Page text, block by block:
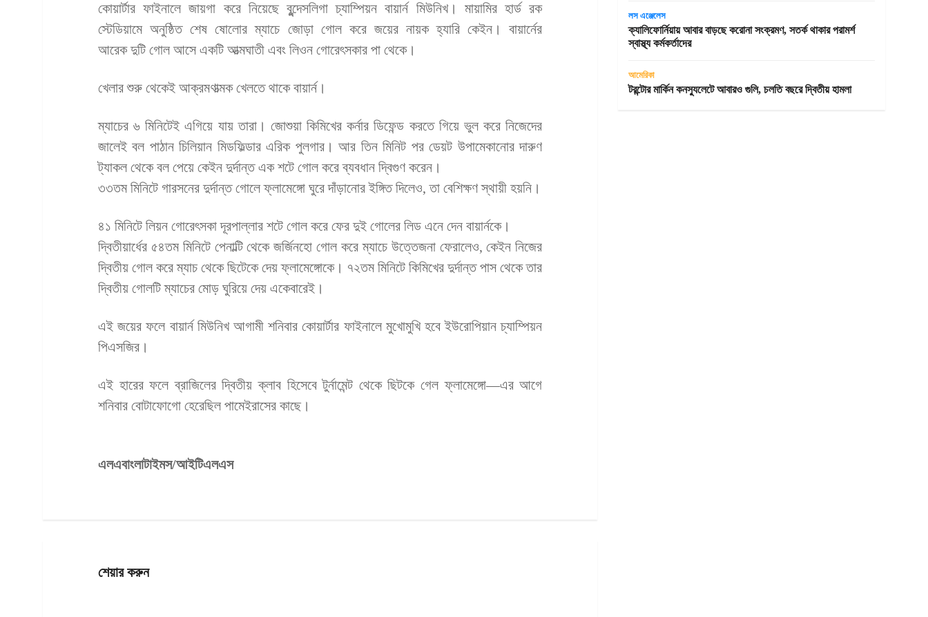
কোয়ার্টার ফাইনালে জায়গা করে নিয়েছে বুন্দেসলিগা চ্যাম্পিয়ন বায়ার্ন মিউনিখ। মায়ামির হার্ড রক
স্টেডিয়ামে অনুষ্ঠিত শেষ ষোলোর ম্যাচে জোড়া গোল করে জয়ের নায়ক হ্যারি কেইন। বায়ার্নের
আরেক দুটি গোল আসে একটি আত্মঘাতী এবং লিওন গোরেৎসকার পা থেকে।
খেলার শুরু থেকেই আক্রমণাত্মক খেলতে থাকে বায়ার্ন।
ম্যাচের ৬ মিনিটেই এগিয়ে যায় তারা। জোশুয়া কিমিখের কর্নার ডিফেন্ড করতে গিয়ে ভুল করে নিজেদের
জালেই বল পাঠান চিলিয়ান মিডফিল্ডার এরিক পুলগার। আর তিন মিনিট পর ডেয়ট উপামেকানোর দারুণ
ট্যাকল থেকে বল পেয়ে কেইন দুর্দান্ত এক শটে গোল করে ব্যবধান দ্বিগুণ করেন।
৩৩তম মিনিটে গারসনের দুর্দান্ত গোলে ফ্লামেঙ্গো ঘুরে দাঁড়ানোর ইঙ্গিত দিলেও, তা বেশিক্ষণ স্থায়ী হয়নি।
৪১ মিনিটে লিয়ন গোরেৎসকা দূরপাল্লার শটে গোল করে ফের দুই গোলের লিড এনে দেন বায়ার্নকে।
দ্বিতীয়ার্ধের ৫৪তম মিনিটে পেনাল্টি থেকে জর্জিনহো গোল করে ম্যাচে উত্তেজনা ফেরালেও, কেইন নিজের
দ্বিতীয় গোল করে ম্যাচ থেকে ছিটেকে দেয় ফ্লামেঙ্গোকে। ৭২তম মিনিটে কিমিখের দুর্দান্ত পাস থেকে তার
দ্বিতীয় গোলটি ম্যাচের মোড় ঘুরিয়ে দেয় একেবারেই।
এই জয়ের ফলে বায়ার্ন মিউনিখ আগামী শনিবার কোয়ার্টার ফাইনালে মুখোমুখি হবে ইউরোপিয়ান চ্যাম্পিয়ন
পিএসজির।
এই হারের ফলে ব্রাজিলের দ্বিতীয় ক্লাব হিসেবে টুর্নামেন্ট থেকে ছিটকে গেল ফ্লামেঙ্গো—এর আগে
শনিবার বোটাফোগো হেরেছিল পামেইরাসের কাছে।
এলএবাংলাটাইমস/আইটিএলএস
শেয়ার করুন
লস এঞ্জেলেস
ক্যালিফোর্নিয়ায় আবার বাড়ছে করোনা সংক্রমণ, সতর্ক থাকার পরামর্শ
স্বাস্থ্য কর্মকর্তাদের
আমেরিকা
টরন্টোর মার্কিন কনস্যুলেটে আবারও গুলি, চলতি বছরে দ্বিতীয় হামলা